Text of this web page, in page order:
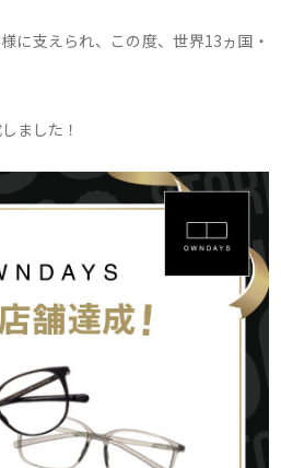
に支えられ、この度、世界13ヵ国・
ました！